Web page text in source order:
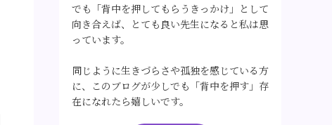
でも「背中を押してもらうきっかけ」として
向き合えば、とても良い先生になると私は思
っています。
同じように生きづらさや孤独を感じている方
に、このブログが少しでも「背中を押す」存
在になれたら嬉しいです。